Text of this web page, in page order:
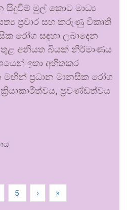
සිදුවීම් මුල් කොට මාධ්‍ය
ප්‍රචාර සහ කරුණු විකෘති
රෝග සඳහා ලබාදෙන
තුළ අනියත බියක් නිර්මාණය
ඉතා අහිතකර
ප්‍රධාන මානසික රෝග
ප්‍රචණ්ඩත්වය
5 › »